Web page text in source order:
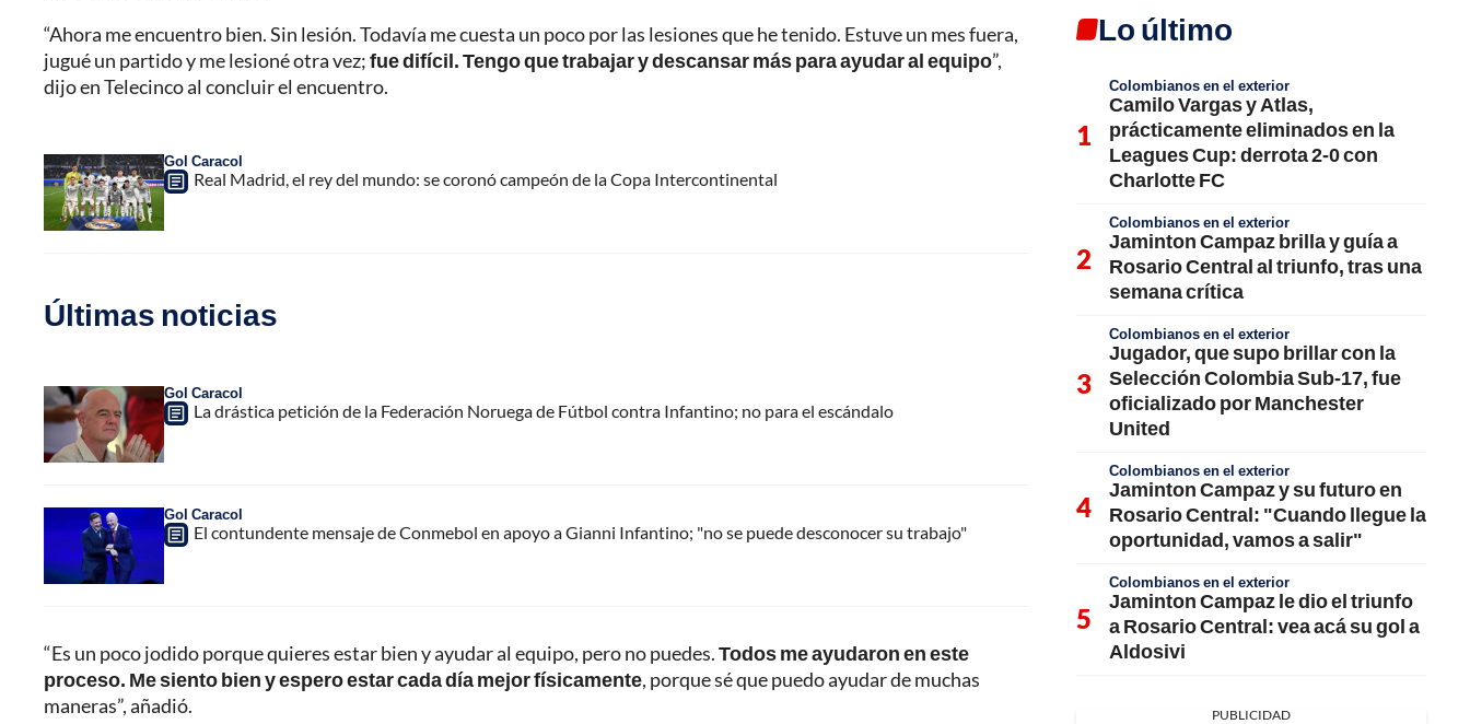
“Ahora me encuentro bien. Sin lesión. Todavía me cuesta un poco por las lesiones que he tenido. Estuve un mes fuera,
jugué un partido y me lesioné otra vez;fue difícil. Tengo que trabajar y descansar más para ayudar al equipo”,
dijo en Telecinco al concluir el encuentro.
Gol Caracol
Real Madrid, el rey del mundo: se coronó campeón de la Copa Intercontinental
Últimas noticias
Gol Caracol
La drástica petición de la Federación Noruega de Fútbol contra Infantino; no para el escándalo
Gol Caracol
El contundente mensaje de Conmebol en apoyo a Gianni Infantino; "no se puede desconocer su trabajo"
“Es un poco jodido porque quieres estar bien y ayudar al equipo, pero no puedes.Todos me ayudaron en este
proceso. Me siento bien y espero estar cada día mejor físicamente, porque sé que puedo ayudar de muchas
maneras”, añadió.
Lo último
Colombianos en el exterior
Camilo Vargas y Atlas,
prácticamente eliminados en la
Leagues Cup: derrota 2-0 con
Charlotte FC
Colombianos en el exterior
Jaminton Campaz brilla y guía a
Rosario Central al triunfo, tras una
semana crítica
Colombianos en el exterior
Jugador, que supo brillar con la
Selección Colombia Sub-17, fue
oficializado por Manchester
United
Colombianos en el exterior
Jaminton Campaz y su futuro en
Rosario Central: "Cuando llegue la
oportunidad, vamos a salir"
Colombianos en el exterior
Jaminton Campaz le dio el triunfo
a Rosario Central: vea acá su gol a
Aldosivi
PUBLICIDAD